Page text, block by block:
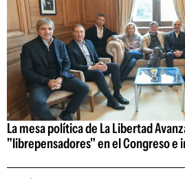
La mesa política de La Libertad
"librepensadores" en el Congreso e